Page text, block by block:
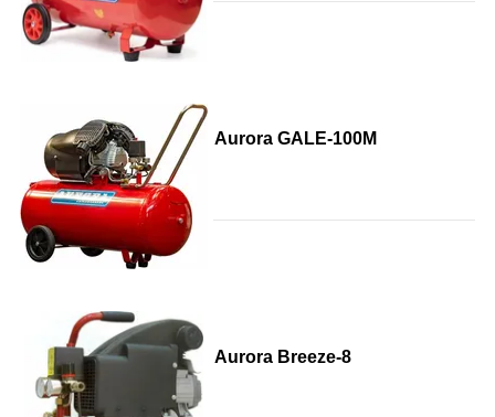
Aurora GALE-100M
Aurora Breeze-8